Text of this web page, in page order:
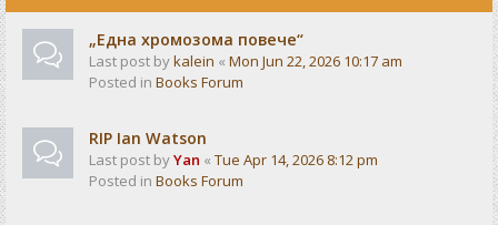
„Една хромозома повече“
Last post bykalein « Mon Jun 22, 2026 10:17 am
Posted in Books Forum
RIP Ian Watson
Last post byYan « Tue Apr 14, 2026 8:12 pm
Posted in Books Forum